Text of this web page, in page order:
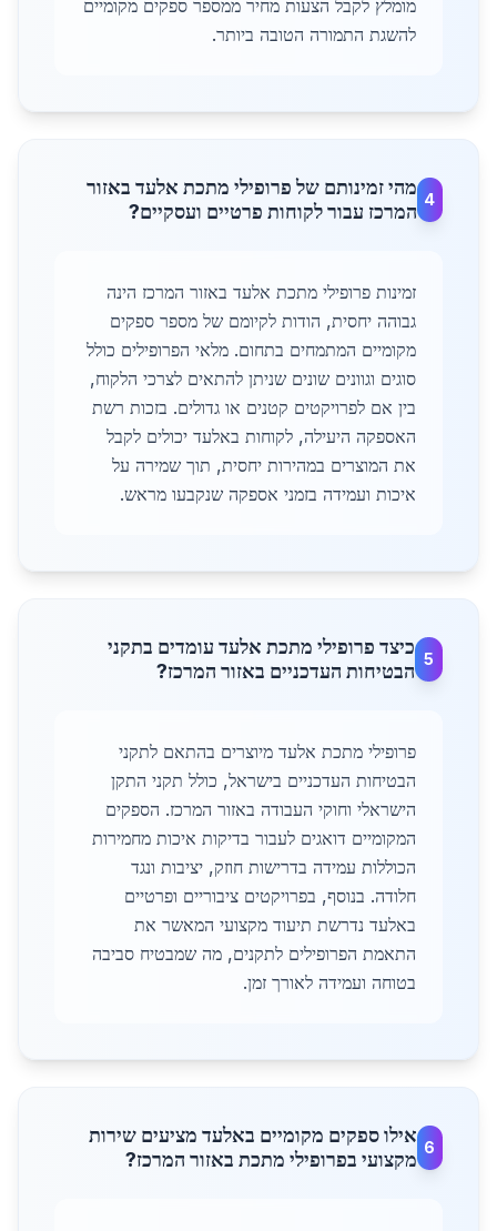
מומלץ לקבל הצעות מחיר ממספר ספקים מקומיים
להשגת התמורה הטובה ביותר.
4
מהי זמינותם של פרופילי מתכת אלעד באזור
המרכז עבור לקוחות פרטיים ועסקיים?
זמינות פרופילי מתכת אלעד באזור המרכז הינה
גבוהה יחסית, הודות לקיומם של מספר ספקים
מקומיים המתמחים בתחום. מלאי הפרופילים כולל
סוגים וגוונים שונים שניתן להתאים לצרכי הלקוח,
בין אם לפרויקטים קטנים או גדולים. בזכות רשת
האספקה היעילה, לקוחות באלעד יכולים לקבל
את המוצרים במהירות יחסית, תוך שמירה על
איכות ועמידה בזמני אספקה שנקבעו מראש.
5
כיצד פרופילי מתכת אלעד עומדים בתקני
הבטיחות העדכניים באזור המרכז?
פרופילי מתכת אלעד מיוצרים בהתאם לתקני
הבטיחות העדכניים בישראל, כולל תקני התקן
הישראלי וחוקי העבודה באזור המרכז. הספקים
המקומיים דואגים לעבור בדיקות איכות מחמירות
הכוללות עמידה בדרישות חוזק, יציבות ונגד
חלודה. בנוסף, בפרויקטים ציבוריים ופרטיים
באלעד נדרשת תיעוד מקצועי המאשר את
התאמת הפרופילים לתקנים, מה שמבטיח סביבה
בטוחה ועמידה לאורך זמן.
6
אילו ספקים מקומיים באלעד מציעים שירות
מקצועי בפרופילי מתכת באזור המרכז?